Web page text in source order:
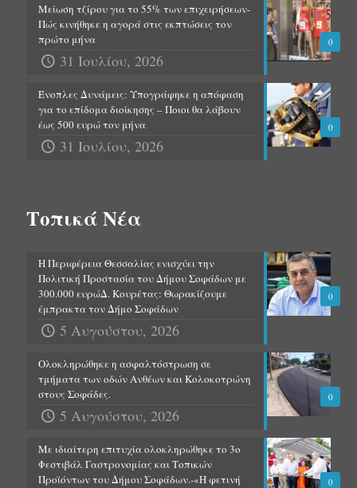
0
Μείωση τζίρου για το 55% των επιχειρήσεων-
Πώς κινήθηκε η αγορά στις εκπτώσεις τον
πρώτο μήνα
31 Ιουλίου, 2026
0
Ένοπλες Δυνάμεις: Υπογράφηκε η απόφαση
για το επίδομα διοίκησης – Ποιοι θα λάβουν
έως 500 ευρώ τον μήνα
31 Ιουλίου, 2026
Τοπικά Νέα
0
Η Περιφέρεια Θεσσαλίας ενισχύει την
Πολιτική Προστασία του Δήμου Σοφάδων με
300.000 ευρώΔ. Κουρέτας: Θωρακίζουμε
έμπρακτα τον Δήμο Σοφάδων
5 Αυγούστου, 2026
0
Ολοκληρώθηκε η ασφαλτόστρωση σε
τμήματα των οδών Ανθέων και Κολοκοτρώνη
στους Σοφάδες.
5 Αυγούστου, 2026
0
Με ιδιαίτερη επιτυχία ολοκληρώθηκε το 3ο
Φεστιβάλ Γαστρονομίας και Τοπικών
Προϊόντων του Δήμου Σοφάδων.-«Η φετινή